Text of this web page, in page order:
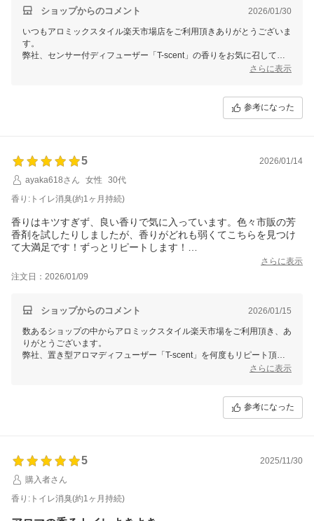
ショップからのコメント 2026/01/30
いつもアロミックスタイル楽天市場店をご利用頂きありがとうございま
す。
弊社、センサー付ディフューザー「T-scent」の香りをお気に召して頂
さらに表示
参考になった
5
2026/01/14
ayaka618さん
女性
30代
香り:トイレ消臭(約1ヶ月持続)
香りはキツすぎず、良い香りで気に入っています。色々市販の芳
香剤を試したりしましたが、香りがどれも弱くてこちらを見つけ
て大満足です！ずっとリピートします！
出来れば、トイレ用の別の香りも選択肢が増えたら嬉しいです。
さらに表示
注文日：2026/01/09
ショップからのコメント 2026/01/15
数あるショップの中からアロミックスタイル楽天市場をご利用頂き、あ
りがとうございます。
弊社、置き型アロマディフューザー「T-scent」を何度もリピート頂
ラス」、柑橘系にフローラル系をブレンドした「エレガンスフラワー」
またのご利用を心よりお待ちしております。
さらに表示
参考になった
5
2025/11/30
購入者さん
香り:トイレ消臭(約1ヶ月持続)